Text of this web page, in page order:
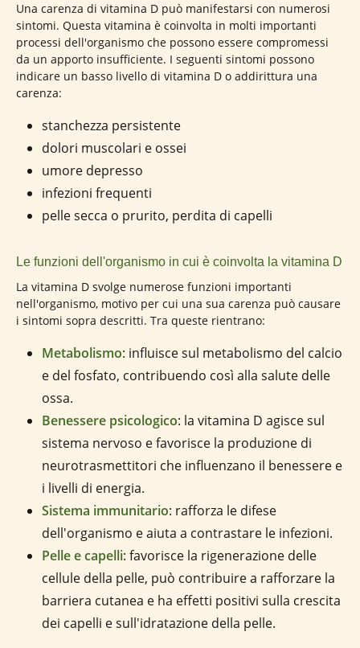
Una carenza di vitamina D può manifestarsi con numerosi
sintomi. Questa vitamina è coinvolta in molti importanti
processi dell'organismo che possono essere compromessi
da un apporto insufficiente. I seguenti sintomi possono
indicare un basso livello di vitamina D o addirittura una
carenza:
stanchezza persistente
dolori muscolari e ossei
umore depresso
infezioni frequenti
pelle secca o prurito, perdita di capelli
Le funzioni dell'organismo in cui è coinvolta la vitamina D
La vitamina D svolge numerose funzioni importanti
nell'organismo, motivo per cui una sua carenza può causare
i sintomi sopra descritti. Tra queste rientrano:
Metabolismo: influisce sul metabolismo del calcio
e del fosfato, contribuendo così alla salute delle
ossa.
Benessere psicologico: la vitamina D agisce sul
sistema nervoso e favorisce la produzione di
neurotrasmettitori che influenzano il benessere e
i livelli di energia.
Sistema immunitario: rafforza le difese
dell'organismo e aiuta a contrastare le infezioni.
Pelle e capelli: favorisce la rigenerazione delle
cellule della pelle, può contribuire a rafforzare la
barriera cutanea e ha effetti positivi sulla crescita
dei capelli e sull'idratazione della pelle.